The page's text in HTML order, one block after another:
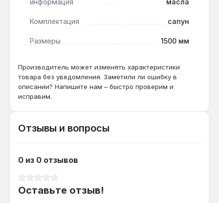
Украина. Гарантия 2 года, доставка по Украине.
Подходит ли для покраски автомобиля?
ресивер 50 л обеспечивают стабильное
давление 8 бар для краскопульта с соплом 1.4
мм без пульсаций.
При влажности 70% и работе 2 часа в день —
через штатный клапан в нижней части
Комплектация сапун
Размеры 1500 мм
Производитель может изменять характеристики
товара без уведомления. Заметили ли ошибку в
описании? Напишите нам – быстро проверим и
исправим.
Отзывы и вопросы
0 из 0 отзывов
Оставьте отзыв!